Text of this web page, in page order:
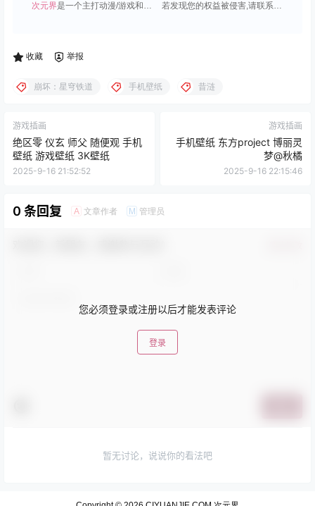
次元界是一个主打动漫/游戏和虚拟偶像角色的插画壁纸平台; 若发现您的权益被侵害,请联系QQ1815919191,我们尽快处理.
收藏 举报
崩坏：星穹铁道 手机壁纸 昔涟
游戏插画
绝区零 仪玄 师父 随便观 手机
壁纸 游戏壁纸 3K壁纸
2025-9-16 21:52:52
游戏插画
手机壁纸 东方project 博丽灵
梦@秋橘
2025-9-16 22:15:46
0 条回复 A 文章作者 M 管理员
您必须登录或注册以后才能发表评论
登录
暂无讨论，说说你的看法吧